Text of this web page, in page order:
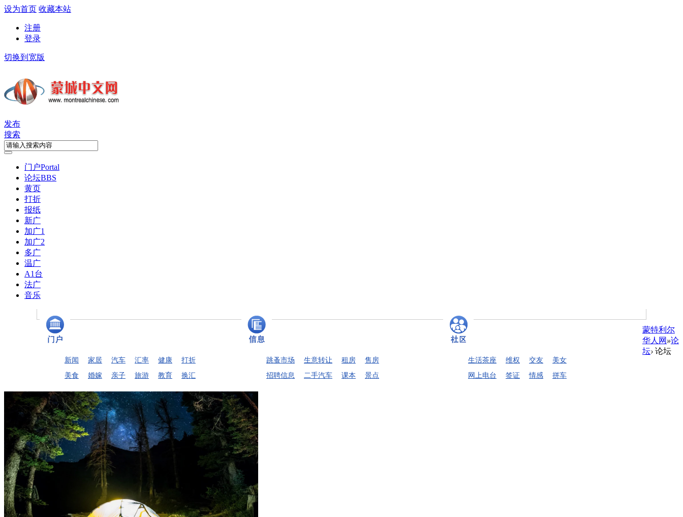
设为首页 收藏本站
注册
登录
切换到宽版
发布
搜索
门户Portal
论坛BBS
黄页
打折
报纸
新广
加广1
加广2
多广
温广
A1台
法广
音乐
新闻 家居 汽车 汇率 健康
打折
美食
婚嫁 亲子 旅游 教育 换汇
跳蚤市场 生意转让 租房
售房
招聘信息
二手汽车 课本 景点
生活茶座 维权 交友
美女
网上电台
签证 情感 拼车
蒙特利尔
华人网 »论
坛› 论坛